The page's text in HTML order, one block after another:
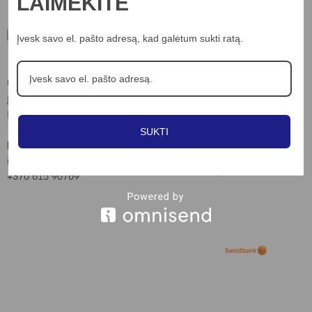
UAB “Nord lights”
Įm.k. 306703898
Laisvės al. 82, Kaunas
Kontaktai:
info@nordlights.lt
+370 615 90769
Informacija
Privatumo poltika
Slapukų naudojimo taisyklės
Įvesk savo el. pašto adresą, kad galėtum sukti ratą.
SUKTI